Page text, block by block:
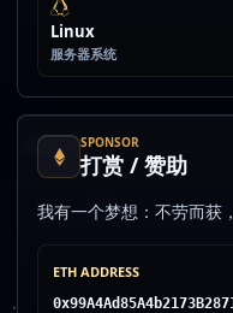
Linux
服务器系统
SPONSOR
打赏 / 赞助
我有一个梦想：不劳而获
ETH ADDRESS